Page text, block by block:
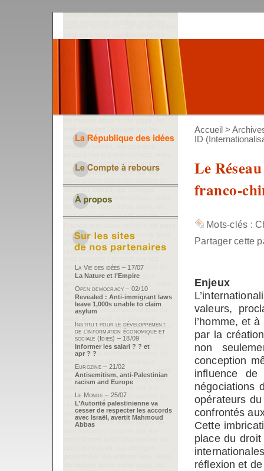
Accueil >
ID
Le
franco-
Mots-clés :
Partager cette
Enjeux
valeurs,
l’homme, et
par la
non
conception
influence
négociations
opérateurs
confrontés
Cette
place du
réflexion et
La Vie des idées – 17/07
La Nature et l’Empire
Open democracy – 02/10
Revealed : Anti-immigrant laws
leave 1,000s unable to claim
asylum
Institut pour le développement
de l’information économique et
sociale (Idies) – 18/09
Informer les salari ? ? et
apr ? ?
Eurozine – 21/02
Antisemitism, anti-Palestinian
racism and Europe
Le Monde – 25/07
L’Autorité palestinienne va
cesser de respecter les accords
avec Israël, avertit Mahmoud
Abbas